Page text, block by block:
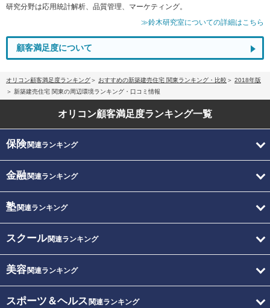
研究分野は応用統計解析、品質管理、マーケティング。
≫鈴木研究室についての詳細はこちら
顧客満足度について
オリコン顧客満足度ランキング おすすめの新築建売住宅 関東ランキング・比較
2018年版
新築建売住宅 関東の周辺環境ランキング・口コミ情報
オリコン顧客満足度ランキング一覧
保険関連ランキング
金融関連ランキング
塾関連ランキング
スクール関連ランキング
美容関連ランキング
スポーツ＆ヘルス 関連ランキング